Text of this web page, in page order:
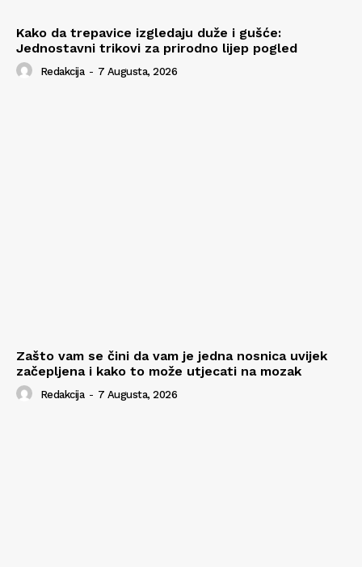
Kako da trepavice izgledaju duže i gušće:
Jednostavni trikovi za prirodno lijep pogled
Redakcija - 7 Augusta, 2026
Zašto vam se čini da vam je jedna nosnica uvijek
začepljena i kako to može utjecati na mozak
Redakcija - 7 Augusta, 2026